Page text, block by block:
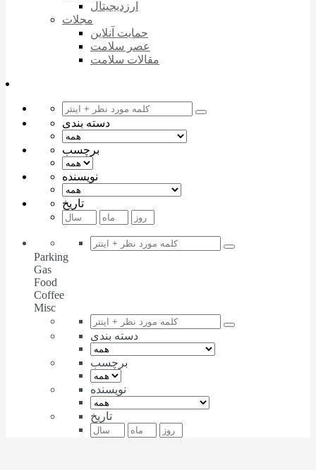
ارزدیجیتال
مجلات
حمایت آنلاین
عصر سلامت
مقالات سلامت
دسته بندی
برچسب
نویسنده
تاریخ
Parking
Gas
Food
Coffee
Misc
دسته بندی
برچسب
نویسنده
تاریخ